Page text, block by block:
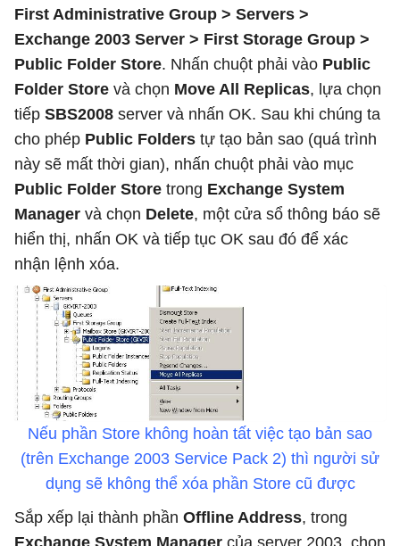
First Administrative Group > Servers >
Exchange 2003 Server > First Storage Group >
Public Folder Store. Nhấn chuột phải vào Public
Folder Store và chọn Move All Replicas, lựa chọn
tiếp SBS2008 server và nhấn OK. Sau khi chúng ta
cho phép Public Folders tự tạo bản sao (quá trình
này sẽ mất thời gian), nhấn chuột phải vào mục
Public Folder Store trong Exchange System
Manager và chọn Delete, một cửa sổ thông báo sẽ
hiển thị, nhấn OK và tiếp tục OK sau đó để xác
nhận lệnh xóa.
Nếu phần Store không hoàn tất việc tạo bản sao
(trên Exchange 2003 Service Pack 2) thì người sử
dụng sẽ không thể xóa phần Store cũ được
Sắp xếp lại thành phần Offline Address, trong